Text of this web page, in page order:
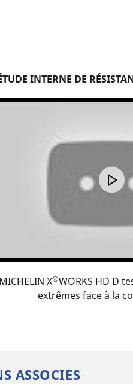
INTERNE DE
X®WORKS HD D
extrêmes face à la
ASSOCIES